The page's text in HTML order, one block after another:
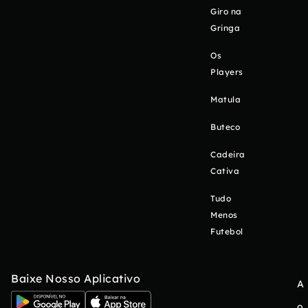
Giro na
Gringa
Os
Players
Matula
Buteco
Cadeira
Cativa
Tudo
Menos
Futebol
Baixe Nosso Aplicativo
A